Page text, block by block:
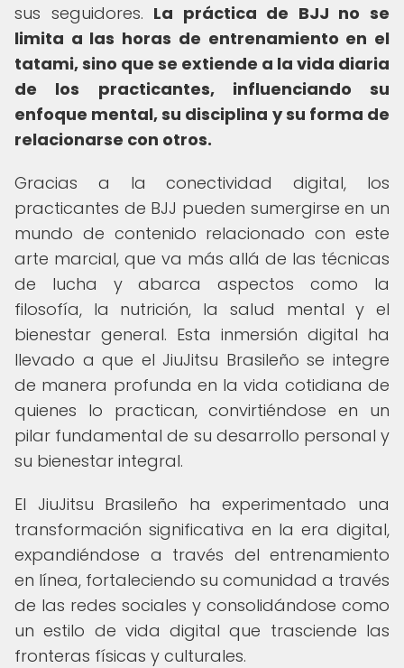
sus seguidores. La práctica de BJJ no se
limita a las horas de entrenamiento en el
tatami, sino que se extiende a la vida diaria
de los practicantes, influenciando su
enfoque mental, su disciplina y su forma de
relacionarse con otros.
Gracias a la conectividad digital, los
practicantes de BJJ pueden sumergirse en un
mundo de contenido relacionado con este
arte marcial, que va más allá de las técnicas
de lucha y abarca aspectos como la
filosofía, la nutrición, la salud mental y el
bienestar general. Esta inmersión digital ha
llevado a que el JiuJitsu Brasileño se integre
de manera profunda en la vida cotidiana de
quienes lo practican, convirtiéndose en un
pilar fundamental de su desarrollo personal y
su bienestar integral.
El JiuJitsu Brasileño ha experimentado una
transformación significativa en la era digital,
expandiéndose a través del entrenamiento
en línea, fortaleciendo su comunidad a través
de las redes sociales y consolidándose como
un estilo de vida digital que trasciende las
fronteras físicas y culturales.